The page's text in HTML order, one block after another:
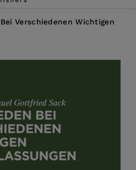
Verschiedenen Wichtigen